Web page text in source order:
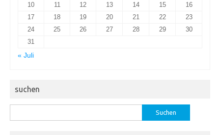
10
11 12 13 14 15
16
17
18 19 20 21 22
23
24
25 26 27 28 29
30
31
« Juli
suchen
nach: